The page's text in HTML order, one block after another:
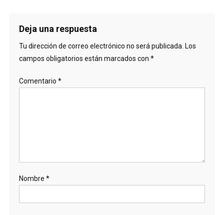
Deja una respuesta
Tu dirección de correo electrónico no será publicada. Los
campos obligatorios están marcados con *
Comentario *
Nombre *